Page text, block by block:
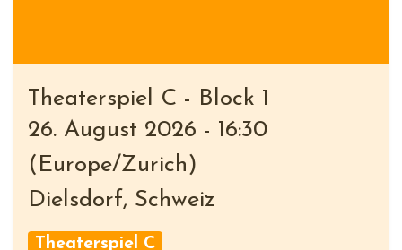
Theaterspiel C - Block 1
26. August 2026 - 16:30
( Europe/Zurich )
Dielsdorf, Schweiz
Theaterspiel C